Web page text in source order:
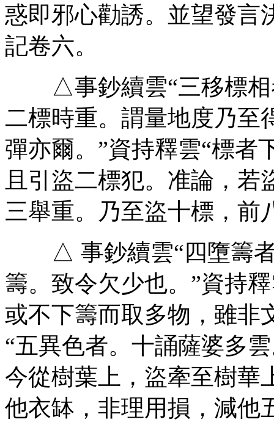
惑即邪心勸誘。並望發言
記卷六。
△事鈔續雲“三移標相
二標時重。謂量地度乃至
彈亦爾。”資持釋雲“標者
且引盜二標犯。准論，
三舉重。乃至盜十標，前
△ 事鈔續雲“四墮籌者
籌。致令欠少也。”資持
或不下籌而取多物，雖
“五異色者。十誦薩婆多
今從樹葉上，盜牽至樹華
他衣缽，非理用損，減他